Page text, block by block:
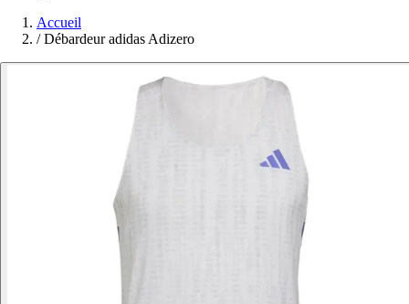
Accueil
/ Débardeur adidas Adizero